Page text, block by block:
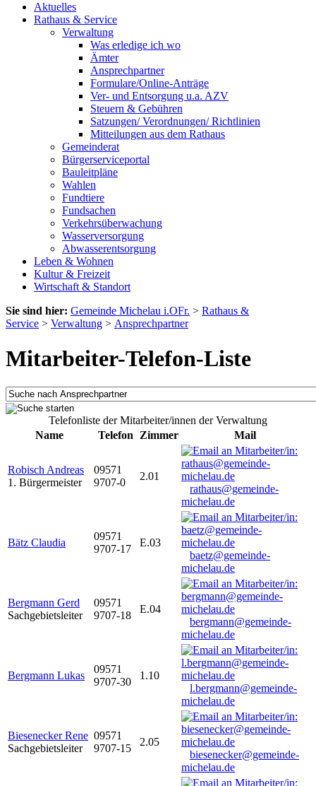
Aktuelles
Rathaus & Service
Verwaltung
Was erledige ich wo
Ämter
Ansprechpartner
Formulare/Online-Anträge
Ver- und Entsorgung u.a. AZV
Steuern & Gebühren
Satzungen/ Verordnungen/ Richtlinien
Mitteilungen aus dem Rathaus
Gemeinderat
Bürgerserviceportal
Bauleitpläne
Wahlen
Fundtiere
Fundsachen
Verkehrsüberwachung
Wasserversorgung
Abwasserentsorgung
Leben & Wohnen
Kultur & Freizeit
Wirtschaft & Standort
Sie sind hier: Gemeinde Michelau i.OFr. > Rathaus &
Service > Verwaltung > Ansprechpartner
Mitarbeiter-Telefon-Liste
Telefonliste der Mitarbeiter/innen der Verwaltung
Name
Telefon Zimmer Mail
Robisch Andreas
1. Bürgermeister
09571
9707-0
2.01
rathaus@gemeinde-
michelau.de
Bätz Claudia
09571
9707-17
E.03
baetz@gemeinde-
michelau.de
Bergmann Gerd
Sachgebietsleiter
09571
9707-18
E.04
bergmann@gemeinde-
michelau.de
Bergmann Lukas
09571
9707-30
1.10
l.bergmann@gemeinde-
michelau.de
Biesenecker Rene
Sachgebietsleiter
09571
9707-15
2.05
biesenecker@gemeinde-
michelau.de